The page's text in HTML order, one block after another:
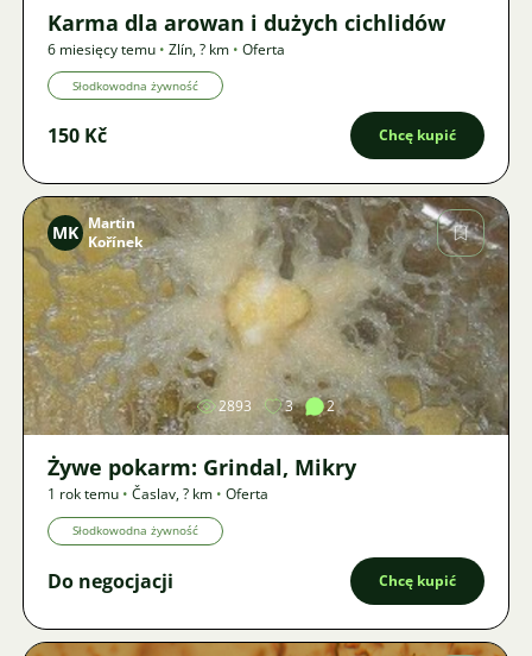
Karma dla arowan i dużych cichlidów
6 miesięcy temu • Zlín,? km • Oferta
Słodkowodna żywność
150 Kč Chcę kupić
Zdjęcie
MK Martin
Kořínek
2893 3 2
Żywe pokarm: Grindal, Mikry
1 rok temu • Časlav,? km • Oferta
Słodkowodna żywność
Do negocjacji Chcę kupić